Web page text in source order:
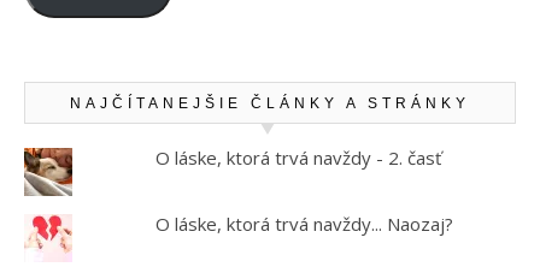
NAJČÍTANEJŠIE ČLÁNKY A STRÁNKY
O láske, ktorá trvá navždy - 2. časť
O láske, ktorá trvá navždy... Naozaj?